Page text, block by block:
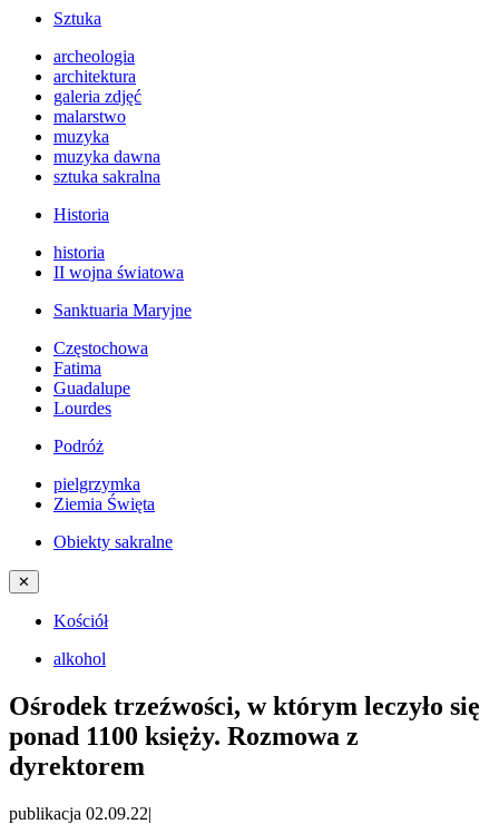
Sztuka
archeologia
architektura
galeria zdjęć
malarstwo
muzyka
muzyka dawna
sztuka sakralna
Historia
historia
II wojna światowa
Sanktuaria Maryjne
Częstochowa
Fatima
Guadalupe
Lourdes
Podróż
pielgrzymka
Ziemia Święta
Obiekty sakralne
✕
Kościół
alkohol
Ośrodek trzeźwości, w którym leczyło się
ponad 1100 księży. Rozmowa z
dyrektorem
publikacja 02.09.22|